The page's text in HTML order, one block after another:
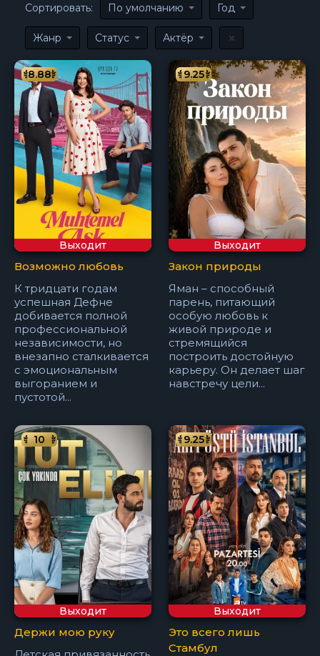
Сортировать: По умолчанию Год
Жанр Статус Актёр
Выходит
8.88
Возможно любовь
К тридцати годам
успешная Дефне
добивается полной
профессиональной
независимости, но
внезапно сталкивается
с эмоциональным
выгоранием и
пустотой...
Выходит
9.25
Закон природы
Яман – способный
парень, питающий
особую любовь к
живой природе и
стремящийся
построить достойную
карьеру. Он делает шаг
навстречу цели...
Выходит
10
Держи мою руку
Выходит
9.25
Это всего лишь
Стамбул